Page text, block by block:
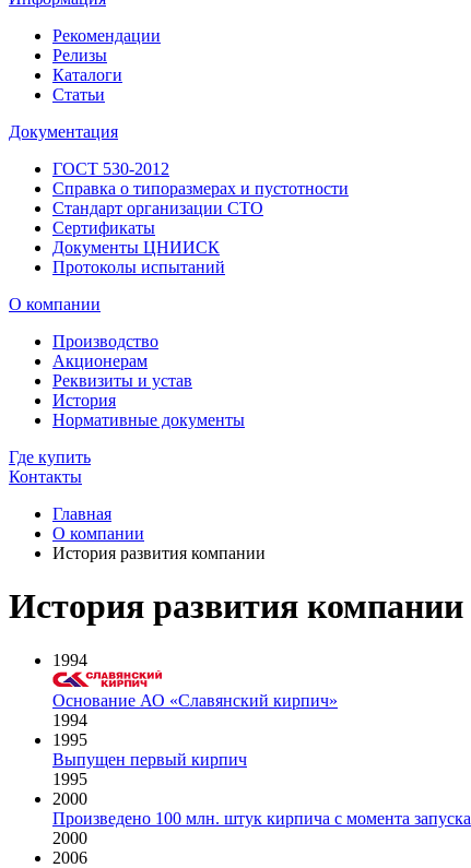
Рекомендации
Релизы
Каталоги
Статьи
Документация
ГОСТ 530-2012
Справка о типоразмерах и пустотности
Стандарт организации СТО
Сертификаты
Документы ЦНИИСК
Протоколы испытаний
О компании
Производство
Акционерам
Реквизиты и устав
История
Нормативные документы
Где купить
Контакты
Главная
О компании
История развития компании
История развития компании
1994
Основание АО «Славянский кирпич»
1994
1995
Выпущен первый кирпич
1995
2000
Произведено 100 млн. штук кирпича с момента запуска
2000
2006